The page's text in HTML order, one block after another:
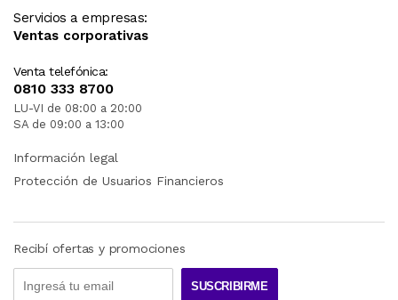
Servicios a empresas:
Ventas corporativas
Venta telefónica:
0810 333 8700
LU-VI de 08:00 a 20:00
SA de 09:00 a 13:00
Información legal
Protección de Usuarios Financieros
Recibí ofertas y promociones
SUSCRIBIRME